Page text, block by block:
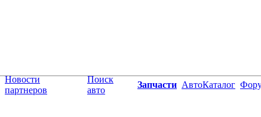
Новости
партнеров
Поиск
авто
Запчасти АвтоКаталог